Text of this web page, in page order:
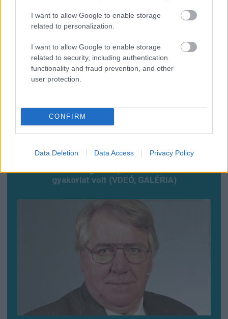
I want to allow Google to enable storage
related to personalization.
I want to allow Google to enable storage
related to security, including authentication
functionality and fraud prevention, and other
user protection.
CONFIRM
Data Deletion Data Access Privacy Policy
A titkosított platformokat használó bűnözők is
elkaphatók (VIDEÓ+GALÉRIA)
Baleset az alagútban, szerencsére csak
gyakorlat volt (VDEÓ, GALÉRIA)